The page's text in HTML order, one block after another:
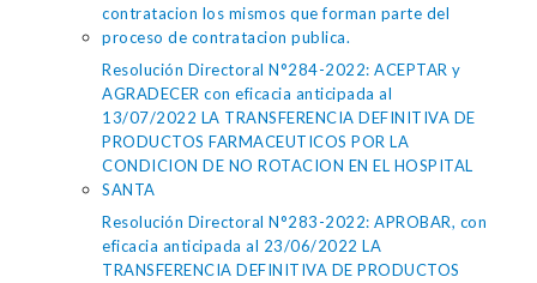
contratacion los mismos que forman parte del
proceso de contratacion publica.
Resolución Directoral N°284-2022: ACEPTAR y
AGRADECER con eficacia anticipada al
13/07/2022 LA TRANSFERENCIA DEFINITIVA DE
PRODUCTOS FARMACEUTICOS POR LA
CONDICION DE NO ROTACION EN EL HOSPITAL
SANTA
Resolución Directoral N°283-2022: APROBAR, con
eficacia anticipada al 23/06/2022 LA
TRANSFERENCIA DEFINITIVA DE PRODUCTOS